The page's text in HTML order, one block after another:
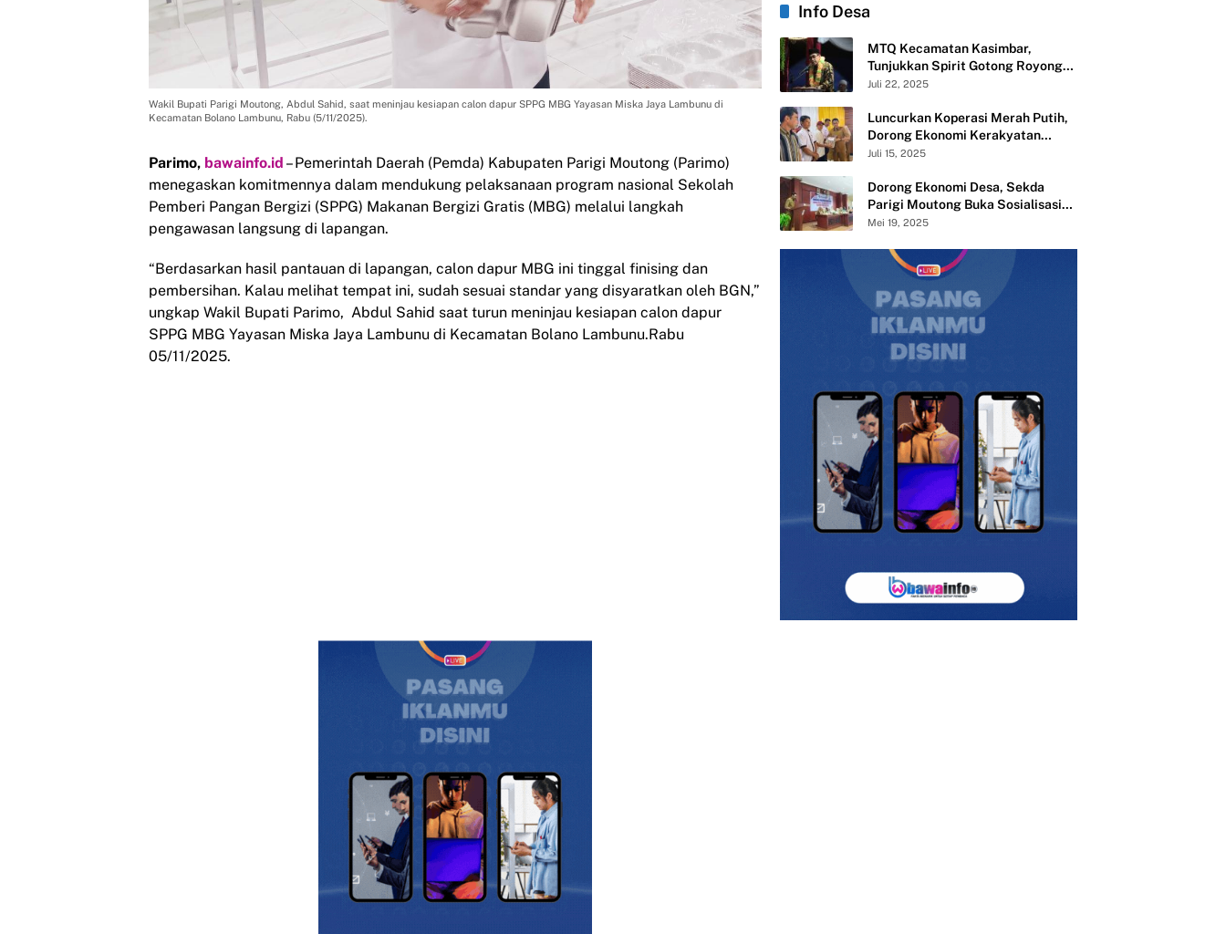
Wakil Bupati Parigi Moutong, Abdul Sahid, saat meninjau kesiapan calon dapur SPPG MBG Yayasan Miska Jaya Lambunu di
Kecamatan Bolano Lambunu, Rabu (5/11/2025).
Parimo, bawainfo.id – Pemerintah Daerah (Pemda) Kabupaten Parigi Moutong (Parimo)
menegaskan komitmennya dalam mendukung pelaksanaan program nasional Sekolah
Pemberi Pangan Bergizi (SPPG) Makanan Bergizi Gratis (MBG) melalui langkah
pengawasan langsung di lapangan.
“Berdasarkan hasil pantauan di lapangan, calon dapur MBG ini tinggal finising dan
pembersihan. Kalau melihat tempat ini, sudah sesuai standar yang disyaratkan oleh BGN,”
ungkap Wakil Bupati Parimo, Abdul Sahid saat turun meninjau kesiapan calon dapur
SPPG MBG Yayasan Miska Jaya Lambunu di Kecamatan Bolano Lambunu.Rabu
05/11/2025.
Info Desa
MTQ Kecamatan Kasimbar,
Tunjukkan Spirit Gotong Royong
Semangat Membangun dari Desa
Juli 22, 2025
Luncurkan Koperasi Merah Putih,
Dorong Ekonomi Kerakyatan
Desa Mandiri
Juli 15, 2025
Dorong Ekonomi Desa, Sekda
Parigi Moutong Buka Sosialisasi
Pembentukan 283 Koperasi Merah
Mei 19, 2025